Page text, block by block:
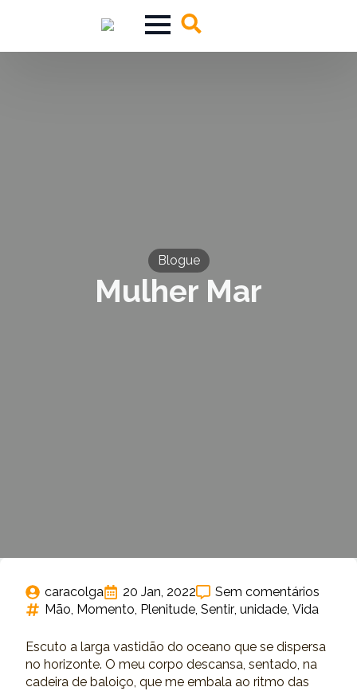
Search
Blogue
Mulher Mar
caracolga 20 Jan, 2022
Sem comentários
Mão Momento Plenitude Sentir unidade Vida
Escuto a larga vastidão do oceano que se dispersa
no horizonte. O meu corpo descansa, sentado, na
cadeira de baloiço, que me embala ao ritmo das